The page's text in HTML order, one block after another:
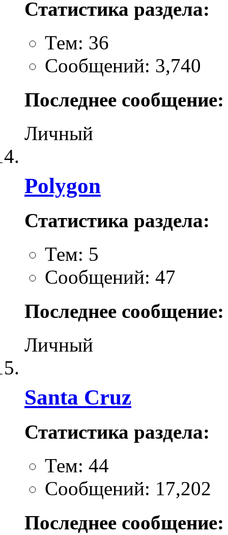
Статистика раздела:
Тем: 36
Сообщений: 3,740
Последнее сообщение:
Личный
Polygon
Статистика раздела:
Тем: 5
Сообщений: 47
Последнее сообщение:
Личный
Santa Cruz
Статистика раздела:
Тем: 44
Сообщений: 17,202
Последнее сообщение: